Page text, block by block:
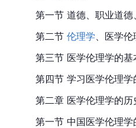
第一节 道德、职业道德
第二节 伦理学 、医学
第三节 医学伦理学的
第四节 学习医学伦理
第二章 医学伦理学的历
第一节 中国医学伦理学